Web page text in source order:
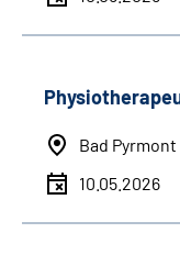
Bad Pyrmont
10.05.2026